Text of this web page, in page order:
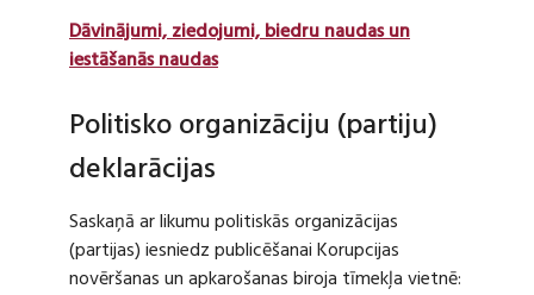
Dāvinājumi, ziedojumi, biedru naudas un
iestāšanās naudas
Politisko organizāciju (partiju)
deklarācijas
Saskaņā ar likumu politiskās organizācijas
(partijas) iesniedz publicēšanai Korupcijas
novēršanas un apkarošanas biroja tīmekļa vietnē: